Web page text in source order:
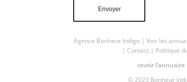
Agence Bonheur Indigo| Voir les
| Contact| Politique
revoir l’annuaire
© 2023 Bonheur